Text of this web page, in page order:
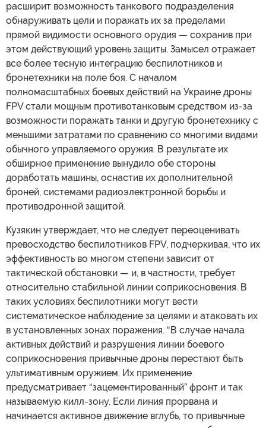
расширит возможность танкового подразделения
обнаруживать цели и поражать их за пределами
прямой видимости основного орудия — сохранив при
этом действующий уровень защиты. Замысел отражает
все более тесную интеграцию беспилотников и
бронетехники на поле боя. С началом
полномасштабных боевых действий на Украине дроны
FPV стали мощным противотанковым средством из-за
возможности поражать танки и другую бронетехнику с
меньшими затратами по сравнению со многими видами
обычного управляемого оружия. В результате их
обширное применение вынудило обе стороны
доработать машины, оснастив их дополнительной
броней, системами радиоэлектронной борьбы и
противодронной защитой.
Кузякин утверждает, что не следует переоценивать
превосходство беспилотников FPV, подчеркивая, что их
эффективность во многом степени зависит от
тактической обстановки — и, в частности, требует
относительно стабильной линии соприкосновения. В
таких условиях беспилотники могут вести
систематическое наблюдение за целями и атаковать их
в установленных зонах поражения. “В случае начала
активных действий и разрушения линии боевого
соприкосновения привычные дроны перестают быть
ультимативным оружием. Их применение
предусматривает “зацементированный” фронт и так
называемую килл-зону. Если линия прорвана и
начинается активное движение вглубь, то привычные